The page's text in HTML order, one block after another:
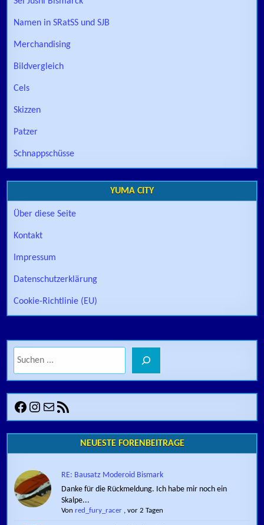
Namen in SRatSS und SJB
Merchandising
Bildvergleich
Cels
Skizzen
Patzer
Schnappschüsse
YUMA CITY
Über diese Seite
Kontakt
Impressum
Datenschutzerklärung
Cookie-Richtlinie (EU)
Facebook
Instagram
E-MailRSS-Feed
NEUESTE FORENBEITRÄGE
RE: Bausatz Moderoid Bismark
Danke für die Rückmeldung. Ich habe mir noch ein
Skalpe...
Vonred_fury_racer ,vor 2 Tagen